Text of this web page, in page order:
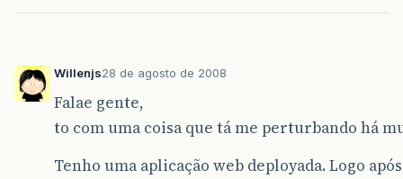
Willenjs28 de agosto de 2008
Falae gente,
to com uma coisa que tá me perturbando há
Tenho uma aplicação web deployada. Logo